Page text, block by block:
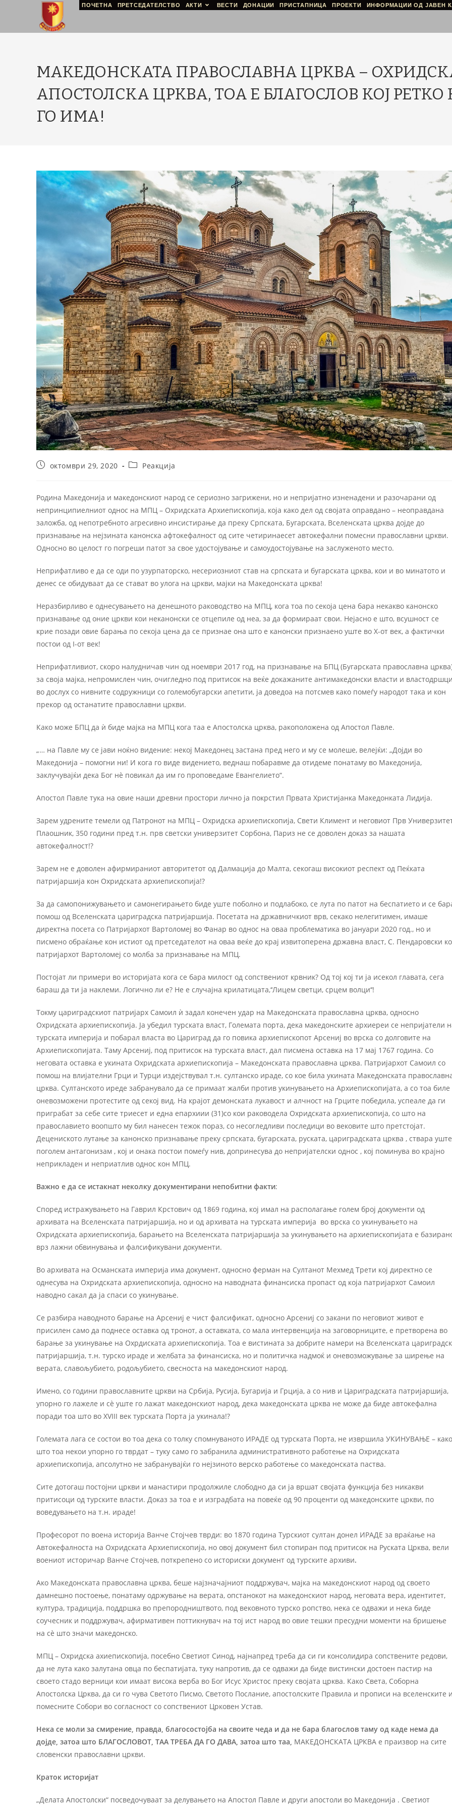
ПОЧЕТНА ПРЕТСЕДАТЕЛСТВО АКТИ ВЕСТИ ДОНАЦИИ ПРИСТАПНИЦА ПРОЕКТИ ИНФОРМАЦИИ ОД ЈАВЕН
МАКЕДОНСКАТА ПРАВОСЛАВНА ЦРКВА –
АПОСТОЛСКА ЦРКВА, ТОА Е БЛАГОСЛОВ КОЈ
ГО ИМА!
октомври 29, 2020 Реакција
Родина Македонија и македонскиот народ се сериозно загрижени, но и непријатно изненадени и разочарани од
непринципиелниот однос на МПЦ – Охридската Архиепископија, која како дел од својата оправдано – неоправдана
заложба, од непотребното агресивно инсистирање да преку Српската, Бугарската, Вселенската црква дојде до
признавање на нејзината канонска афтокефалност од сите четиринаесет автокефални помесни православни цркви.
Односно во целост го погреши патот за свое удостојување и самоудостојување на заслуженото место.
Неприфатливо е да се оди по узурпаторско, несериозниот став на српската и бугарската црква, кои и во минатото и
денес се обидуваат да се стават во улога на цркви, мајки на Македонската црква!
Неразбирливо е однесувањето на денешното раководство на МПЦ, кога тоа по секоја цена бара некакво канонско
признавање од оние цркви кои неканонски се отцепиле од неа, за да формираат свои. Нејасно е што, всушност се
крие позади овие барања по секоја цена да се признае она што е канонски признаено уште во X-от век, а фактички
постои од I-от век!
Неприфатливиот, скоро налудничав чин од ноември 2017 год, на признавање на БПЦ (Бугарската православна
за своја мајка, непромислен чин, очигледно под притисок на веќе докажаните антимакедонски власти и
во дослух со нивните содружници со големобугарски апетити, ја доведоа на потсмев како помеѓу народот така и кон
прекор од останатите православни цркви.
Како може БПЦ да ѝ биде мајка на МПЦ кога таа е Апостолска црква, ракоположена од Апостол Павле.
„… на Павлe му се јави ноќно видение: некој Македонец застана пред него и му се молеше, велејќи: „Дојди во
Македонија – помогни ни! И кога го виде видението, веднаш побаравме да отидеме понатаму во Македонија,
заклучувајќи дека Бог нè повикал да им го проповедаме Евангелието“.
Апостол Павле тука на овие наши древни простори лично ја покрстил Првата Христијанка Македонката Лидија.
Зарем удрените темели од Патронот на МПЦ – Охридска архиепископија, Свети Климент и неговиот Прв
Плаошник, 350 години пред т.н. прв светски универзитет Сорбона, Париз не се доволен доказ за нашата
автокефалност!?
Зарем не е доволен афирмираниот авторитетот од Далмација до Малта, секогаш високиот респект од Пеќката
патријаршија кон Охридската архиепископија!?
За да самопонижувањето и самонегирањето биде уште поболно и подлабоко, се лута по патот на беспатието и се
помош од Вселенската цариградска патријаршија. Посетата на државничкиот врв, секако нелегитимен, имаше
директна посета со Патријархот Вартоломеј во Фанар во однос на оваа проблематика во јануари 2020 год., но и
писмено обраќање кон истиот од претседателот на оваа веќе до крај извитоперена државна власт, С. Пендаровски
патријархот Вартоломеј со молба за признавање на МПЦ.
Постојат ли примери во историјата кога се бара милост од сопствениот крвник? Од тој кој ти ја исекол главата, сега
бараш да ти ја наклеми. Логично ли е? Не е случајна крилатицата,‘‘Лицем светци, срцем волци‘‘!
Токму цариградскиот патријарх Самоил ѝ задал конечен удар на Македонската православна црква, односно
Охридската архиепископија. Ја убедил турската власт, Големата порта, дека македонските архиереи се непријатели
турската империја и побарал власта во Цариград да го повика архиепископот Арсениј во врска со долговите на
Архиепископијата. Таму Арсениј, под притисок на турската власт, дал писмена оставка на 17 мај 1767 година. Со
неговата оставка е укината Охридската архиепископија – Македонската православна црква. Патријархот Самоил со
помош на влијателни Грци и Турци издејствувал т.н. султанско ираде, со кое била укината Македонската
црква. Султанското иреде забранувало да се примаат жалби против укинувањето на Архиепископијата, а со тоа биле
оневозможени протестите од секој вид. На крајот демонската лукавост и алчност на Грците победила, успеале да ги
приграбат за себе сите триесет и една епархиии (31)со кои раководела Охридската архиепископија, со што на
православието воопшто му бил нанесен тежок пораз, со несогледливи последици во вековите што претстојат.
Децениското лутање за канонско признавање преку српската, бугарската, руската, цариградската црква , ствара уште
поголем антагонизам , кој и онака постои помеѓу нив, допринесува до непријателски однос , кој поминува во крајно
неприкладен и неприатлив однос кон МПЦ.
Важно е да се истакнат неколку документирани непобитни факти:
Според истражувањето на Гаврил Крстович од 1869 година, кој имал на располагање голем број документи од
архивата на Вселенската патријаршија, но и од архивата на турската империја во врска со укинувањето на
Охридската архиепископија, барањето на Вселенската патријаршија за укинувањето на архиепископијата е
врз лажни обвинувања и фалсификувани документи.
Во архивата на Османската империја има документ, односно ферман на Султанот Мехмед Трети кој директно се
однесува на Охридската архиепископија, односно на наводната финансиска пропаст од која патријархот Самоил
наводно сакал да ја спаси со укинување.
Се разбира наводното барање на Арсениј е чист фалсификат, односно Арсениј со закани по неговиот живот е
присилен само да поднесе оставка од тронот, а оставката, со мала интервенција на заговорниците, е претворена во
барање за укинување на Охрдиската архиепископија. Тоа е вистината за добрите намери на Вселенската
патријаршија, т.н. турско ираде и желбата за финансиска, но и политичка надмоќ и оневозможување за ширење на
верата, славољубието, родољубието, свесноста на македонскиот народ.
Имено, со години православните цркви на Србија, Русија, Бугарија и Грција, а со нив и Цариградската патријаршија,
упорно го лажеле и сè уште го лажат македонскиот народ, дека македонската црква не може да биде автокефална
поради тоа што во XVIII век турската Порта ја укинала!?
Големата лага се состои во тоа дека со толку спомнуваното ИРАДЕ од турската Порта, не извршила УКИНУВАЊЕ – како
што тоа некои упорно го тврдат – туку само го забранила административното работење на Охридската
архиепископија, апсолутно не забранувајќи го нејзиното верско работење со македонската паства.
Сите дотогаш постојни цркви и манастири продолжиле слободно да си ја вршат својата функција без никакви
притисоци од турските власти. Доказ за тоа е и изградбата на повеќе од 90 проценти од македонските цркви, по
воведувањето на т.н. ираде!
Професорот по воена историја Ванче Стојчев тврди: во 1870 година Турскиот султан донел ИРАДЕ за враќање на
Автокефалноста на Охридската Архиепископија, но овој документ бил стопиран под притисок на Руската Црква, вели
воениот историчар Ванче Стојчев, поткрепено со историски документ од турските архиви.
Ако Македонската православна црква, беше најзначајниот поддржувач, мајка на македонскиот народ од своето
дамнешно постоење, понатаму одржување на верата, опстанокот на македонскиот народ, неговата вера, идентитет,
култура, традиција, поддршка во препородништвото, под вековното турско ропство, нека се одважи и нека биде
соучесник и поддржувач, афирмативен поттикнувач на тој ист народ во овие тешки пресудни моменти на бришење
на сѐ што значи македонско.
МПЦ – Охридска ахиепископија, посебно Светиот Синод, најнапред треба да си ги консолидира сопствените редови,
да не лута како залутана овца по беспатијата, туку напротив, да се одважи да биде вистински достоен пастир на
своето стадо верници кои имаат висока верба во Бог Исус Христос преку својата црква. Како Света, Соборна
Апостолска Црква, да си го чува Светото Писмо, Светото Послание, апостолските Правила и прописи на вселенските
помесните Собори во согласност со сопствениот Црковен Устав.
Нека се моли за смирение, правда, благосостојба на своите чеда и да не бара благослов таму од каде нема да
дојде, затоа што БЛАГОСЛОВОТ, ТАА ТРЕБА ДА ГО ДАВА, затоа што таа, МАКЕДОНСКАТА ЦРКВА е праизвор на сите
словенски православни цркви.
Краток историјат
„Делата Апостолски“ посведочуваат за делувањето на Апостол Павле и други апостоли во Македонија . Светиот